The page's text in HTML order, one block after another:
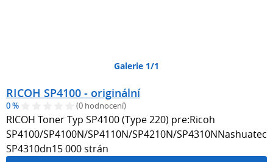
Galerie 1/1
RICOH SP4100 - originální
0 % (0 hodnocení)
RICOH Toner Typ SP4100 (Type 220) pre:Ricoh
SP4100/SP4100N/SP4110N/SP4210N/SP4310NNashuatec
SP4310dn15 000 strán